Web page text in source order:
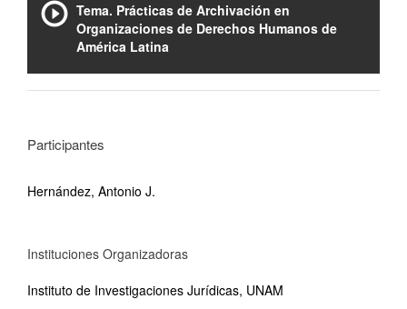
Tema. Prácticas de Archivación en
Organizaciones de Derechos Humanos de
América Latina
Participantes
Hernández, Antonio J.
Instituciones Organizadoras
Instituto de Investigaciones Jurídicas, UNAM